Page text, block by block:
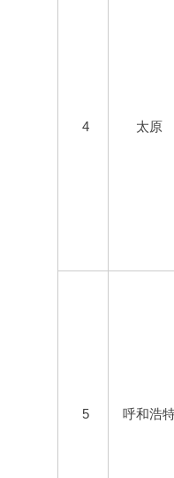
4 太原
5 呼和浩